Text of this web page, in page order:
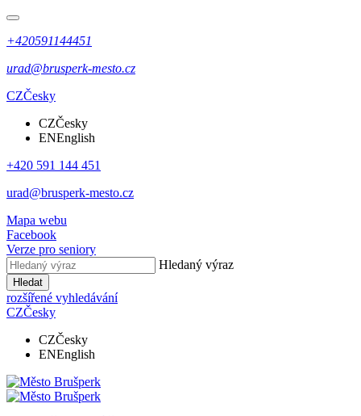
+420591144451
urad@brusperk-mesto.cz
CZČesky
CZČesky
ENEnglish
+420 591 144 451
urad@brusperk-mesto.cz
Mapa webu
Facebook
Verze pro seniory
Hledaný výraz
Hledat
rozšířené vyhledávání
CZČesky
CZČesky
ENEnglish